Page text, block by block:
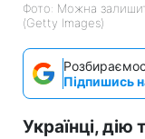
Фото: Можна
(Getty Images)
Підпишись
Українці,